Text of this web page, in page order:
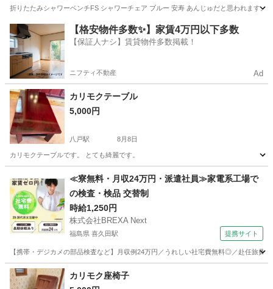
折りたたみシャワーベンチFS シャワーチェア ブルー 安寿 あんじゅだと思われます
青森 青森市 油川駅 椅子 ベンチ
【格安物件多数✨】家賃4万円以下多数
【保証人ナシ】賃貸物件多数掲載！
ニフティ不動産 Ad
カリモクテーブル
5,000円
八戸駅 8月8日
カリモクテーブルです。 とても綺麗です。
八戸駅 テーブル カリモク
≪寮無料・月収24万円・派遣社員≫家電系工場で
の検査・検品 交替制
時給1,250円
株式会社BREXA Next
福島県 喜久田駅 提携サイト
【携帯・デジカメの部品検査など】月収例24万円／うれしい社宅費無料◎／赴任旅
福島 郡山市 喜久田駅 その他
カリモク座椅子